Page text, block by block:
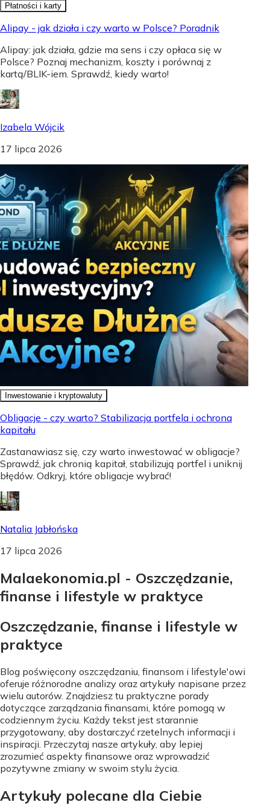
Płatności i karty
Alipay - jak działa i czy warto w Polsce? Poradnik
Alipay: jak działa, gdzie ma sens i czy opłaca się w
Polsce? Poznaj mechanizm, koszty i porównaj z
kartą/BLIK-iem. Sprawdź, kiedy warto!
Izabela Wójcik
17 lipca 2026
Inwestowanie i kryptowaluty
Obligacje - czy warto? Stabilizacja portfela i ochrona
kapitału
Zastanawiasz się, czy warto inwestować w obligacje?
Sprawdź, jak chronią kapitał, stabilizują portfel i uniknij
błędów. Odkryj, które obligacje wybrać!
Natalia Jabłońska
17 lipca 2026
Malaekonomia.pl - Oszczędzanie,
finanse i lifestyle w praktyce
Oszczędzanie, finanse i lifestyle w
praktyce
Blog poświęcony oszczędzaniu, finansom i lifestyle'owi
oferuje różnorodne analizy oraz artykuły napisane przez
wielu autorów. Znajdziesz tu praktyczne porady
dotyczące zarządzania finansami, które pomogą w
codziennym życiu. Każdy tekst jest starannie
przygotowany, aby dostarczyć rzetelnych informacji i
inspiracji. Przeczytaj nasze artykuły, aby lepiej
zrozumieć aspekty finansowe oraz wprowadzić
pozytywne zmiany w swoim stylu życia.
Artykuły polecane dla Ciebie